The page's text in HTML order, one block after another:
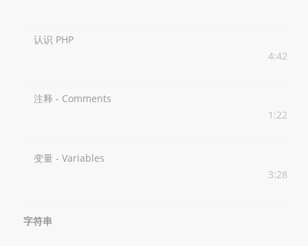
认识 PHP
4:42
注释 - Comments
1:22
变量 - Variables
3:28
字符串